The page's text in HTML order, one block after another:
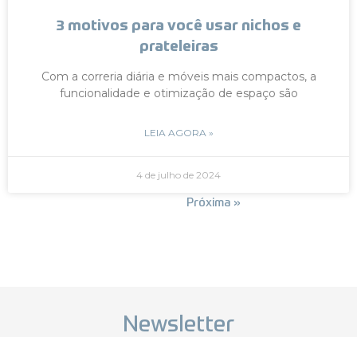
3 motivos para você usar nichos e
prateleiras
Com a correria diária e móveis mais compactos, a
funcionalidade e otimização de espaço são
LEIA AGORA »
4 de julho de 2024
Próxima »
Newsletter